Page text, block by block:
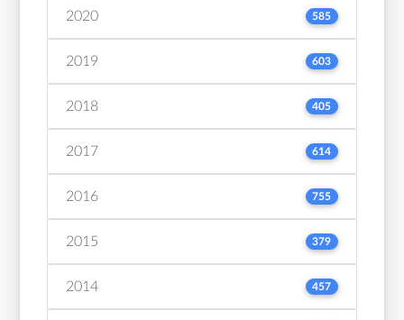
2020 585
2019 603
2018 405
2017 614
2016 755
2015 379
2014 457